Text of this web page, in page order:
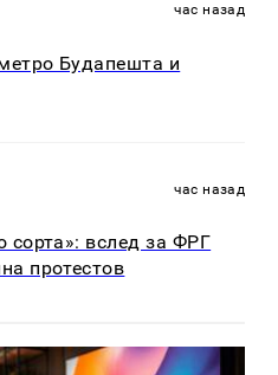
час назад
Будапешта и
час назад
вслед за ФРГ
протестов